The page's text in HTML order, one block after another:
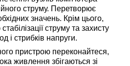
струму. Перетворює
значень. Крім цього,
струму та захисту
і стрибків напруги.
пристрою переконайтеся,
живлення збігаються зі